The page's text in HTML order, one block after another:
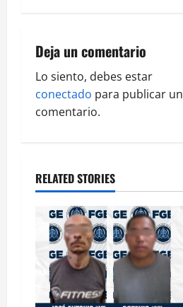
v
i
g
i
Deja un comentario
Lo siento, debes estar
conectado para publicar un
comentario.
RELATED STORIES